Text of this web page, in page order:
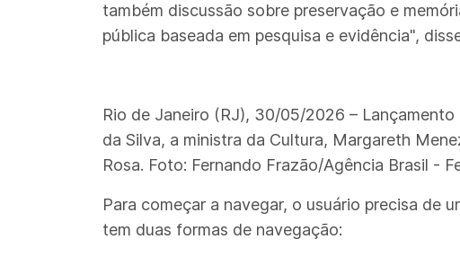
também discussão sobre preservação e
pública baseada em pesquisa e evidência",
Rio de Janeiro (RJ), 30/05/2026 –
da Silva, a ministra da Cultura, Margareth
Rosa. Foto: Fernando Frazão/Agência Brasil -
Para começar a navegar, o usuário precisa de
tem duas formas de navegação: